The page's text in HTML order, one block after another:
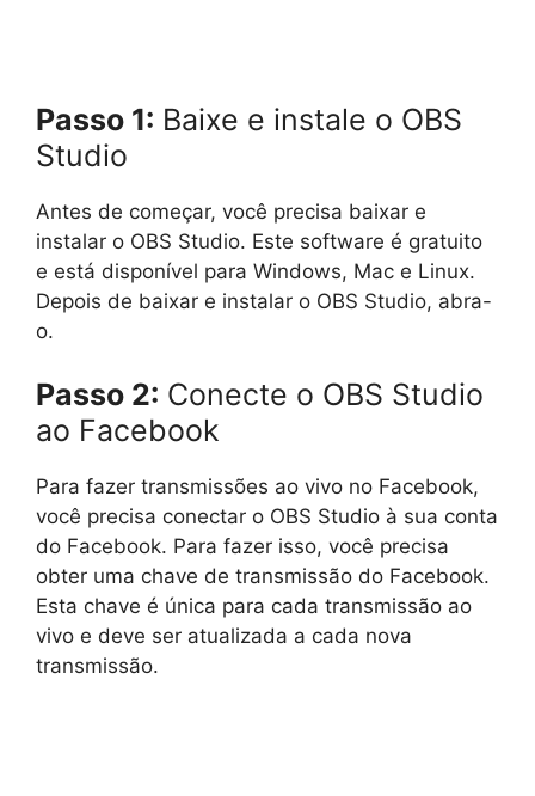
Passo 1: Baixe e instale o OBS
Studio
Antes de começar, você precisa baixar e
instalar o OBS Studio. Este software é gratuito
e está disponível para Windows, Mac e Linux.
Depois de baixar e instalar o OBS Studio, abra-
o.
Passo 2: Conecte o OBS Studio
ao Facebook
Para fazer transmissões ao vivo no Facebook,
você precisa conectar o OBS Studio à sua conta
do Facebook. Para fazer isso, você precisa
obter uma chave de transmissão do Facebook.
Esta chave é única para cada transmissão ao
vivo e deve ser atualizada a cada nova
transmissão.